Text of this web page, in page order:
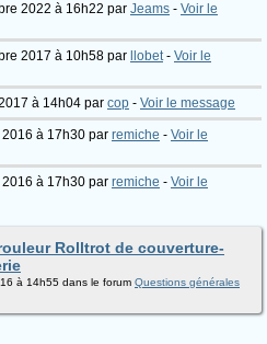
2022 à 16h22 par Jeams - Voir le
2017 à 10h58 par llobet- Voir le
à 14h04 par cop - Voir le message
à 17h30 par remiche - Voir le
à 17h30 par remiche - Voir le
Rolltrot de couverture-
à 14h55 dans le forum Questions générales